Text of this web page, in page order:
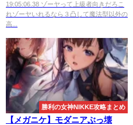
19:05:06.38 ゾーヤって上級者向きだろこ
れゾーヤいれるなら３凸して魔法型以外の
高...
勝利の女神NIKKE攻略まとめ
【メガニケ】モダニアぶっ壊